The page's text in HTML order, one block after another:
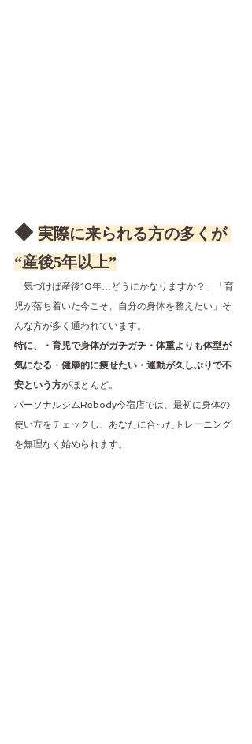
◆ 実際に来られる方の多くが
“産後5年以上”
「気づけば産後10年…どうにかなりますか？」「育
児が落ち着いた今こそ、自分の身体を整えたい」そ
んな方が多く通われています。
特に、・育児で身体がガチガチ・体重よりも体型が
気になる・健康的に痩せたい・運動が久しぶりで不
安という方がほとんど。
パーソナルジムRebody今宿店では、最初に身体の
使い方をチェックし、あなたに合ったトレーニング
を無理なく始められます。